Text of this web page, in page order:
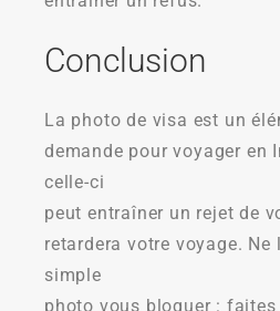
Conclusion
La photo de visa est un
demande pour voyager en
celle-ci
peut entraîner un rejet de
retardera votre voyage. Ne
simple
photo vous bloquer : faites